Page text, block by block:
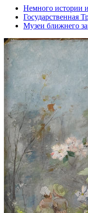
Немного истории
Государственная
Музеи ближнего